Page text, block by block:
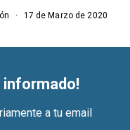
17 de Marzo de 2020
informado!
a tu email